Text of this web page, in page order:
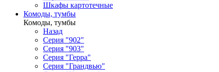
Шкафы картотечные
Комоды, тумбы
Комоды, тумбы
Назад
Серия "902"
Серия "903"
Серия "Герра"
Серия "Грандвью"